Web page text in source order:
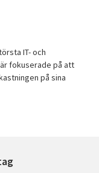
IT- och
fokuserade på att
på sina